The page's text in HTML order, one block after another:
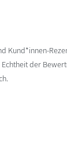
Kund*innen-
der